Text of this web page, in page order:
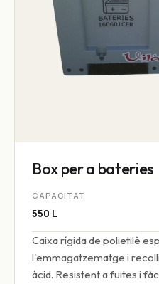
Box per a bateries
CAPACITAT
550 L
Caixa rígida de polietilè
l'emmagatzematge i
àcid. Resistent a fuites i